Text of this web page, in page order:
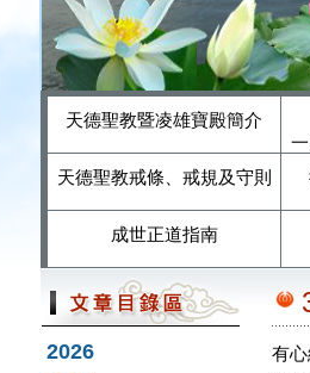
天德聖教暨凌雄寶殿簡介
天德聖教戒條、戒規及守則
成世正道指南
2026
有